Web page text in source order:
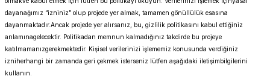
dayanağımız “izniniz” olup projede yer almak, tamamen gönüllülük esasına
dayanmaktadır.Ancak projede yer alırsanız, bu, gizlilik politikasını kabul ettiğiniz
anlamınagelecektir. Politikadan memnun kalmadığınız takdirde bu projeye
katılmamanızgerekmektedir. Kişisel verilerinizi işlememiz konusunda verdiğiniz
izniherhangi bir zamanda geri çekmek isterseniz lütfen aşağıdaki iletişimbilgilerini
kullanın.